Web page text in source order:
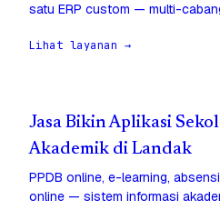
satu ERP custom — multi-
Lihat layanan →
Jasa Bikin Aplikasi
Akademik di Landak
PPDB online, e-learning,
online — sistem informasi